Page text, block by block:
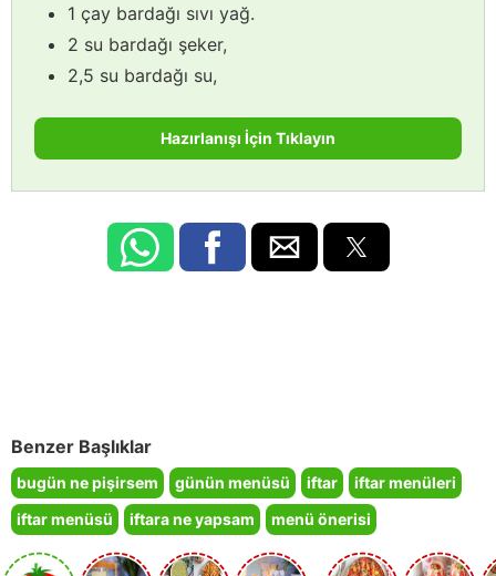
1 çay bardağı sıvı yağ.
2 su bardağı şeker,
2,5 su bardağı su,
Hazırlanışı İçin Tıklayın
Benzer Başlıklar
bugün ne pişirsem günün menüsü iftar
iftar menüleri
iftar menüsü
iftara ne yapsam menü önerisi